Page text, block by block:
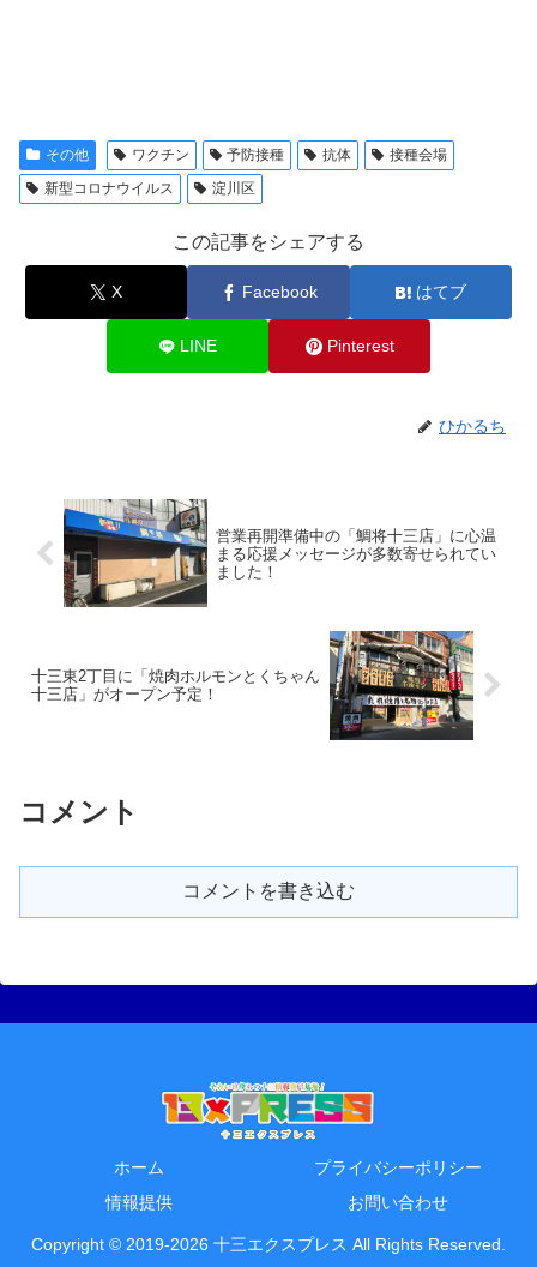
その他 ワクチン 予防接種 抗体
接種会場
新型コロナウイルス
淀川区
この記事をシェアする
X Facebook はてブ
LINE Pinterest
ひかるち
営業再開準備中の「鯛将十三店」に心温
まる応援メッセージが多数寄せられてい
ました！
十三東2丁目に「焼肉ホルモンとくちゃん
十三店」がオープン予定！
コメント
コメントを書き込む
ホーム
プライバシーポリシー
情報提供
お問い合わせ
Copyright © 2019-2026 十三エクスプレス All Rights Reserved.